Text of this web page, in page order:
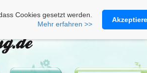
Heimathonig auf
Cookies gesetzt werden.
Mehr erfahren >>